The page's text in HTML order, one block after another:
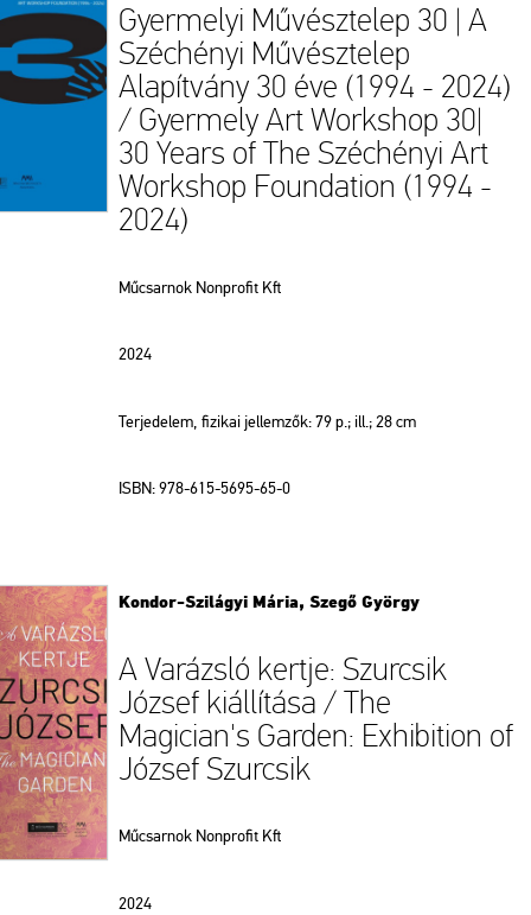
Gyermelyi Művésztelep 30 | A
Széchényi Művésztelep
Alapítvány 30 éve (1994 - 2024)
/ Gyermely Art Workshop 30|
30 Years of The Széchényi Art
Workshop Foundation (1994 -
2024)
Műcsarnok Nonprofit Kft
2024
Terjedelem, fizikai jellemzők: 79 p.; ill.; 28 cm
ISBN: 978-615-5695-65-0
Kondor-Szilágyi Mária, Szegő György
A Varázsló kertje: Szurcsik
József kiállítása / The
Magician's Garden: Exhibition of
József Szurcsik
Műcsarnok Nonprofit Kft
2024